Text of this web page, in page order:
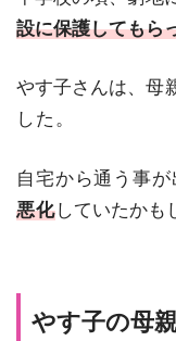
設に保護してもら
やす子さんは、 母
した。
自宅から通う事が
悪化していたかも
やす子の母